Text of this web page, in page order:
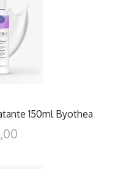
150ml Byothea